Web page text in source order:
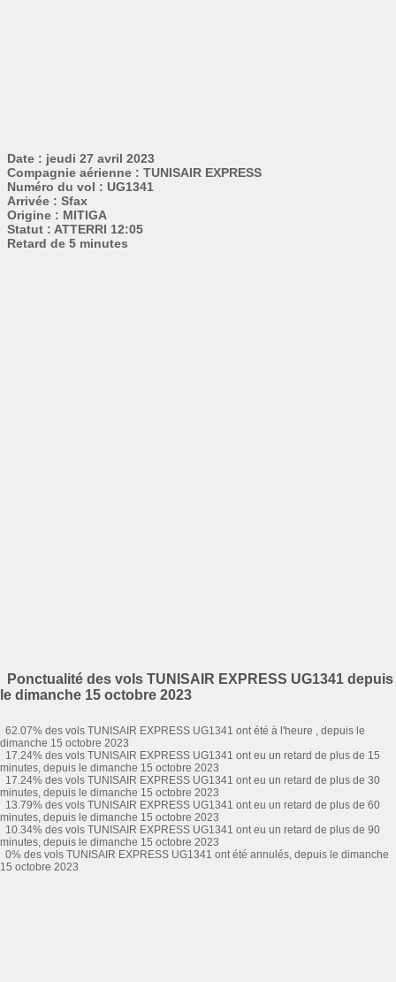
Date : jeudi 27 avril 2023
Compagnie aérienne : TUNISAIR EXPRESS
Numéro du vol : UG1341
Arrivée : Sfax
Origine : MITIGA
Statut : ATTERRI 12:05
Retard de 5 minutes
Ponctualité des vols TUNISAIR EXPRESS UG1341 depuis
le dimanche 15 octobre 2023
62.07% des vols TUNISAIR EXPRESS UG1341 ont été à l'heure , depuis le
dimanche 15 octobre 2023
17.24% des vols TUNISAIR EXPRESS UG1341 ont eu un retard de plus de 15
minutes, depuis le dimanche 15 octobre 2023
17.24% des vols TUNISAIR EXPRESS UG1341 ont eu un retard de plus de 30
minutes, depuis le dimanche 15 octobre 2023
13.79% des vols TUNISAIR EXPRESS UG1341 ont eu un retard de plus de 60
minutes, depuis le dimanche 15 octobre 2023
10.34% des vols TUNISAIR EXPRESS UG1341 ont eu un retard de plus de 90
minutes, depuis le dimanche 15 octobre 2023
0% des vols TUNISAIR EXPRESS UG1341 ont été annulés, depuis le dimanche
15 octobre 2023